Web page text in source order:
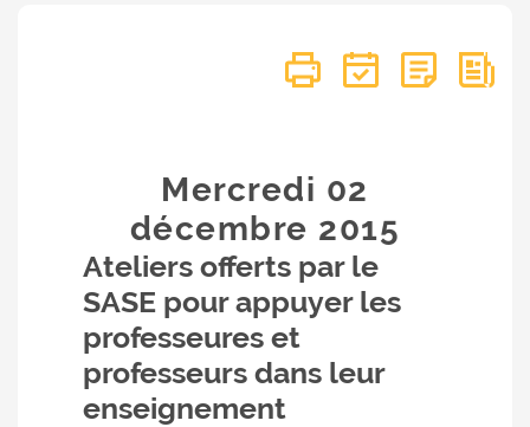
Mercredi 02
décembre 2015
Ateliers offerts par le
SASE pour appuyer les
professeures et
professeurs dans leur
enseignement